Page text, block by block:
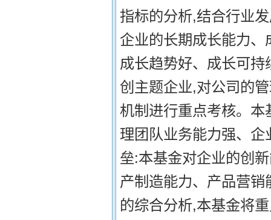
指标的分析,结合行业
企业的长期成长能力
成长趋势好、成长可
创主题企业,对公司的
机制进行重点考核。
理团队业务能力强、
垒:本基金对企业的创
产制造能力、产品营
的综合分析,本基金将